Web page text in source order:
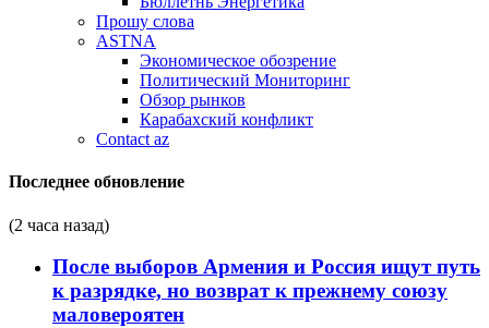
Прошу слова
ASTNA
Экономическое обозрение
Политический Мониторинг
Обзор рынков
Карабахский конфликт
Contact az
Последнее обновление
(2 часа назад)
После выборов Армения и Россия ищут путь
к разрядке, но возврат к прежнему союзу
маловероятен